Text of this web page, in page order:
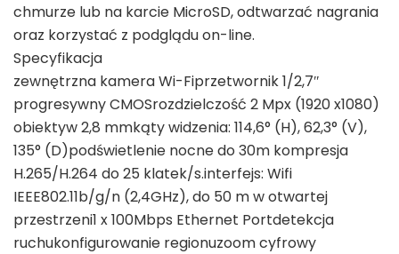
chmurze lub na karcie MicroSD, odtwarzać nagrania
oraz korzystać z podglądu on-line.
Specyfikacja
zewnętrzna kamera Wi-Fiprzetwornik 1/2,7″
progresywny CMOSrozdzielczość 2 Mpx (1920 x1080)
obiektyw 2,8 mmkąty widzenia: 114,6° (H), 62,3° (V),
135° (D)podświetlenie nocne do 30m kompresja
H.265/H.264 do 25 klatek/s.interfejs: Wifi
IEEE802.11b/g/n (2,4GHz), do 50 m w otwartej
przestrzeni1 x 100Mbps Ethernet Portdetekcja
ruchukonfigurowanie regionuzoom cyfrowy